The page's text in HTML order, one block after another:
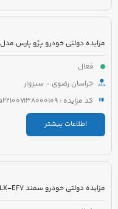
مزایده دولتی خودرو پژو پارس مدل 1390 رنگ سفید
فعال
خراسان رضوی - سبزوار
کد مزایده : 5221007138000109
اطلاعات بیشتر